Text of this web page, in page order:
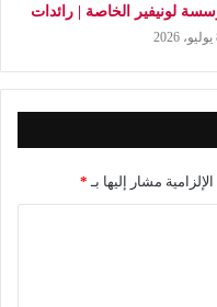
لونيفير الخاصة | رائدات
مشار إليها بـ *